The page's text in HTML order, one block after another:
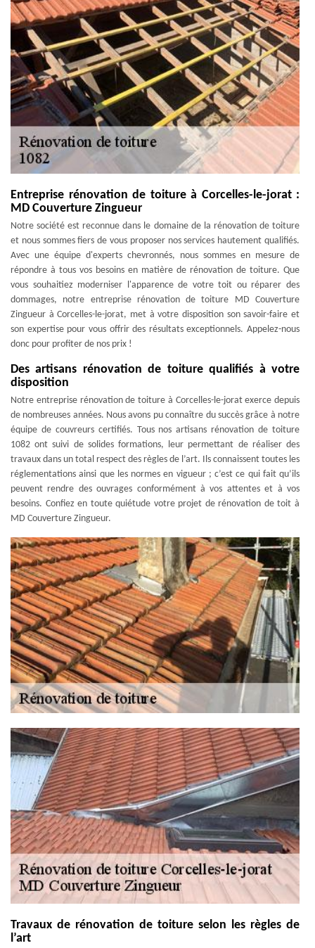
Entreprise rénovation de toiture à Corcelles-le-jorat :
MD Couverture Zingueur
Notre société est reconnue dans le domaine de la rénovation de toiture
et nous sommes fiers de vous proposer nos services hautement qualifiés.
Avec une équipe d'experts chevronnés, nous sommes en mesure de
répondre à tous vos besoins en matière de rénovation de toiture. Que
vous souhaitiez moderniser l'apparence de votre toit ou réparer des
dommages, notre entreprise rénovation de toiture MD Couverture
Zingueur à Corcelles-le-jorat, met à votre disposition son savoir-faire et
son expertise pour vous offrir des résultats exceptionnels. Appelez-nous
donc pour profiter de nos prix !
Des artisans rénovation de toiture qualifiés à votre
disposition
Notre entreprise rénovation de toiture à Corcelles-le-jorat exerce depuis
de nombreuses années. Nous avons pu connaître du succès grâce à notre
équipe de couvreurs certifiés. Tous nos artisans rénovation de toiture
1082 ont suivi de solides formations, leur permettant de réaliser des
travaux dans un total respect des règles de l’art. Ils connaissent toutes les
réglementations ainsi que les normes en vigueur ; c’est ce qui fait qu’ils
peuvent rendre des ouvrages conformément à vos attentes et à vos
besoins. Confiez en toute quiétude votre projet de rénovation de toit à
MD Couverture Zingueur.
Travaux de rénovation de toiture selon les règles de
l’art